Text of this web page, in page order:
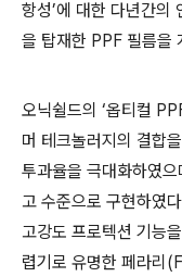
항성’에 대한 다년간의
을 탑재한 PPF 필름을
오닉쉴드의 ‘옵티컬
머 테크놀러지의 결합
투과율을 극대화하였으
고 수준으로 구현하였다
고강도 프로텍션 기능
렵기로 유명한 페라리